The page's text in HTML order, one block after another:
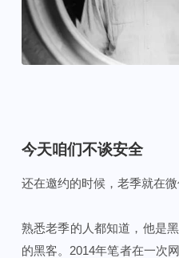
今天咱们不谈安全
还在邀约的时候，老季就在
熟悉老季的人都知道，他是
的黑客。2014年笔者在一次